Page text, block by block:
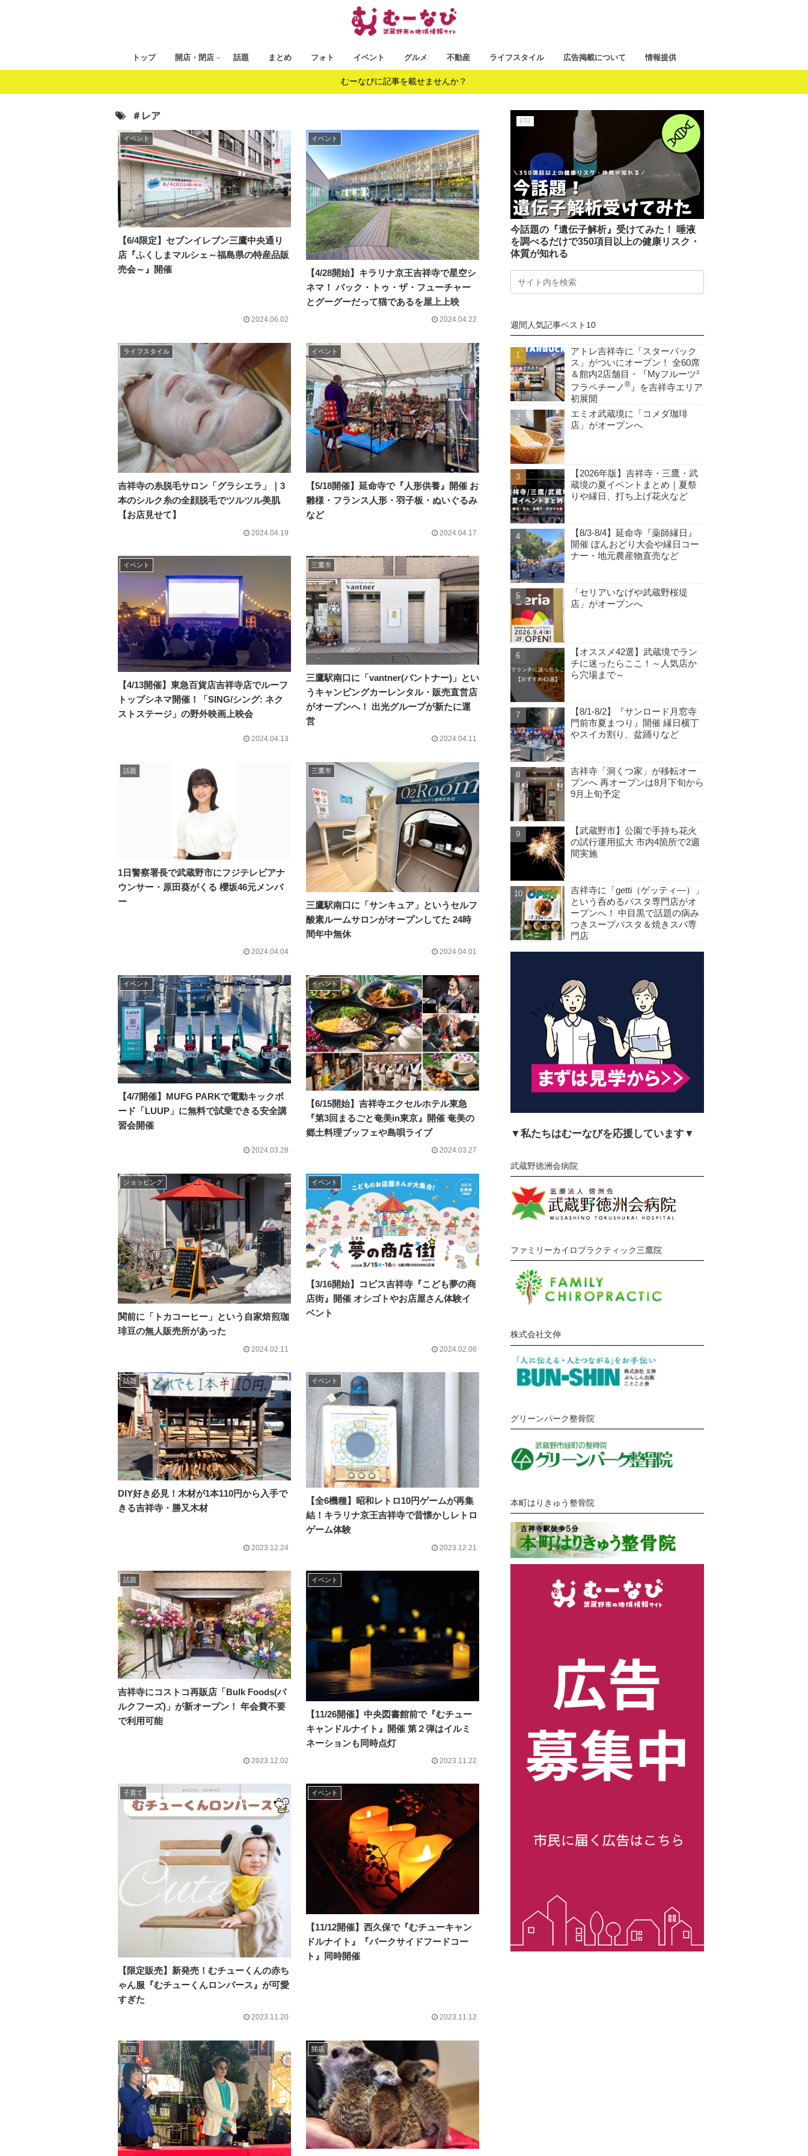
トップ 開店・閉店 話題 まとめ フォト イベント グルメ 不動産 ライフスタイル 広告掲載について 情報提供
むーなびに記事を載せませんか？
＃レア
イベント
【6/4限定】セブンイレブン三鷹中央通り
店『ふくしまマルシェ～福島県の特産品販
売会～』開催
2024.06.02
イベント
【4/28開始】キラリナ京王吉祥寺で星空シ
ネマ！ バック・トゥ・ザ・フューチャー
とグーグーだって猫であるを屋上上映
2024.04.22
ライフスタイル
吉祥寺の糸脱毛サロン「グラシエラ」｜3
本のシルク糸の全顔脱毛でツルツル美肌
【お店見せて】
2024.04.19
イベント
【5/18開催】延命寺で『人形供養』開催 お
雛様・フランス人形・羽子板・ぬいぐるみ
など
2024.04.17
イベント
【4/13開催】東急百貨店吉祥寺店でルーフ
トップシネマ開催！「SING/シング: ネク
ストステージ」の野外映画上映会
2024.04.13
三鷹市
三鷹駅南口に「vantner(バントナー)」とい
うキャンピングカーレンタル・販売直営店
がオープンへ！ 出光グループが新たに運
営
2024.04.11
話題
1日警察署長で武蔵野市にフジテレビアナ
ウンサー・原田葵がくる 櫻坂46元メンバ
ー
2024.04.04
三鷹市
三鷹駅南口に「サンキュア」というセルフ
酸素ルームサロンがオープンしてた 24時
間年中無休
2024.04.01
イベント
【4/7開催】MUFG PARKで電動キックボ
ード「LUUP」に無料で試乗できる安全講
習会開催
2024.03.28
イベント
【6/15開始】吉祥寺エクセルホテル東急
『第3回まるごと奄美in東京』開催 奄美の
郷土料理ブッフェや島唄ライブ
2024.03.27
ショッピング
関前に「トカコーヒー」という自家焙煎珈
琲豆の無人販売所があった
2024.02.11
イベント
【3/16開始】コピス吉祥寺『こども夢の商
店街』開催 オシゴトやお店屋さん体験イ
ベント
2024.02.06
話題
DIY好き必見！木材が1本110円から入手で
きる吉祥寺・勝又木材
2023.12.24
イベント
【全6機種】昭和レトロ10円ゲームが再集
結！キラリナ京王吉祥寺で昔懐かしレトロ
ゲーム体験
2023.12.21
話題
吉祥寺にコストコ再販店「Bulk Foods(バ
ルクフーズ)」が新オープン！ 年会費不要
で利用可能
2023.12.02
イベント
【11/26開催】中央図書館前で『むチュー
キャンドルナイト』開催 第２弾はイルミ
ネーションも同時点灯
2023.11.22
子育て
【限定販売】新発売！むチューくんの赤ち
ゃん服『むチューくんロンパース』が可愛
すぎた
2023.11.20
イベント
【11/12開催】西久保で『むチューキャン
ドルナイト』『パークサイドフードコー
ト』同時開催
2023.11.12
話題 開店
今話題の『遺伝子解析』受けてみた！ 唾液
を調べるだけで350項目以上の健康リスク・
体質が知れる
週間人気記事ベスト10
アトレ吉祥寺に「スターバック
ス」がついにオープン！ 全60席
＆館内2店舗目・『Myフルーツ³
フラペチーノ ®』を吉祥寺エリア
初展開
エミオ武蔵境に「コメダ珈琲
店」がオープンへ
【2026年版】吉祥寺・三鷹・武
蔵境の夏イベントまとめ｜夏祭
りや縁日、打ち上げ花火など
【8/3-8/4】延命寺『薬師縁日』
開催 ぼんおどり大会や縁日コー
ナー・地元農産物直売など
「セリアいなげや武蔵野桜堤
店」がオープンへ
【オススメ42選】武蔵境でラン
チに迷ったらここ！～人気店か
ら穴場まで～
【8/1-8/2】『サンロード月窓寺
門前市夏まつり』開催 縁日横丁
やスイカ割り、盆踊りなど
吉祥寺「洞くつ家」が移転オー
プンへ 再オープンは8月下旬から
9月上旬予定
【武蔵野市】公園で手持ち花火
の試行運用拡大 市内4箇所で2週
間実施
吉祥寺に「getti（ゲッティ―）」
という呑めるパスタ専門店がオ
ープンへ！ 中目黒で話題の病み
つきスープパスタ＆焼きスパ専
門店
▼私たちはむーなびを応援しています▼
武蔵野徳洲会病院
ファミリーカイロプラクティック三鷹院
株式会社文伸
グリーンパーク整骨院
本町はりきゅう整骨院